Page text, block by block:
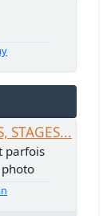
STAGES...
parfois